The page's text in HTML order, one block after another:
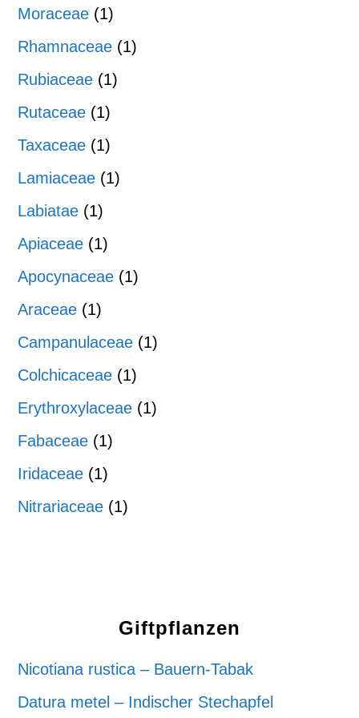
Moraceae (1)
Rhamnaceae (1)
Rubiaceae (1)
Rutaceae (1)
Taxaceae (1)
Lamiaceae (1)
Labiatae (1)
Apiaceae (1)
Apocynaceae (1)
Araceae (1)
Campanulaceae (1)
Colchicaceae (1)
Erythroxylaceae (1)
Fabaceae (1)
Iridaceae (1)
Nitrariaceae (1)
Giftpflanzen
Nicotiana rustica – Bauern-Tabak
Datura metel – Indischer Stechapfel